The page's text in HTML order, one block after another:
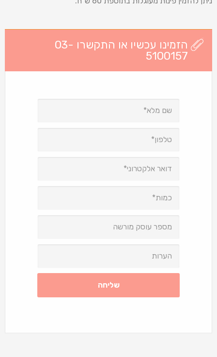
הזמינו עכשיו או התקשרו 03-
5100157